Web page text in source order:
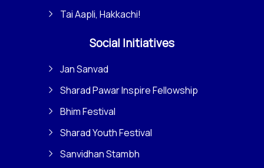
Tai Aapli, Hakkachi!
Social Initiatives
Jan Sanvad
Sharad Pawar Inspire Fellowship
Bhim Festival
Sharad Youth Festival
Sanvidhan Stambh